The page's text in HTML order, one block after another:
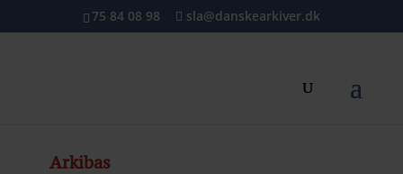
75 84 08 98 sla@danskearkiver.dk
Arkibas